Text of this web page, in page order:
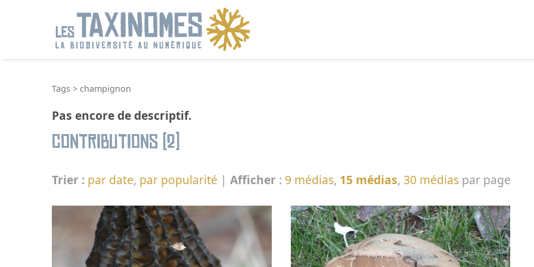
Tags > champignon
Pas encore de descriptif.
Contributions (2)
Trier : par date, par popularité | Afficher : 9 médias, 15 médias, 30 médias par page